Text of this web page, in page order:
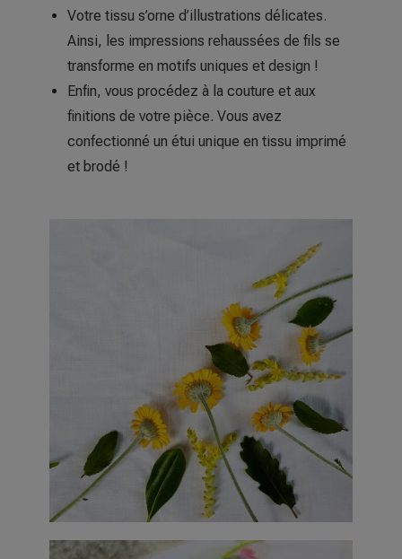
Votre tissu s’orne d’illustrations délicates.
Ainsi, les impressions rehaussées de fils se
transforme en motifs uniques et design !
Enfin, vous procédez à la couture et aux
finitions de votre pièce. Vous avez
confectionné un étui unique en tissu imprimé
et brodé !